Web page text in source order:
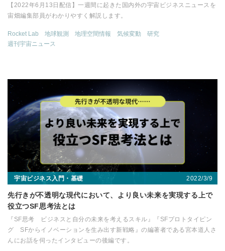
【2022年6月13日配信】一週間に起きた国内外の宇宙ビジネスニュースを
宙畑編集部員がわかりやすく解説します。
Rocket Lab 地球観測 地理空間情報 気候変動
研究
週刊宇宙ニュース
宇宙ビジネス入門・基礎 2022/3/9
先行きが不透明な現代において、より良い未来を実現する上で
役立つSF思考法とは
『SF思考 ビジネスと自分の未来を考えるスキル』『SFプロトタイピン
グ SFからイノベーションを生み出す新戦略』の編著者である宮本道人さ
んにお話を伺ったインタビューの後編です。